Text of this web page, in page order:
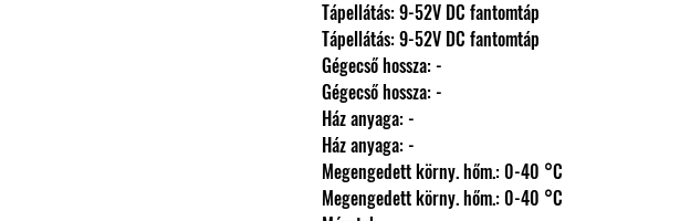
                Tápellátás: 9-52V DC fantomtáp
                Tápellátás: 9-52V DC fantomtáp
                Gégecső hossza: -
                Gégecső hossza: -
                Ház anyaga: -
                Ház anyaga: -
                Megengedett körny. hőm.: 0-40 °C
                Megengedett körny. hőm.: 0-40 °C